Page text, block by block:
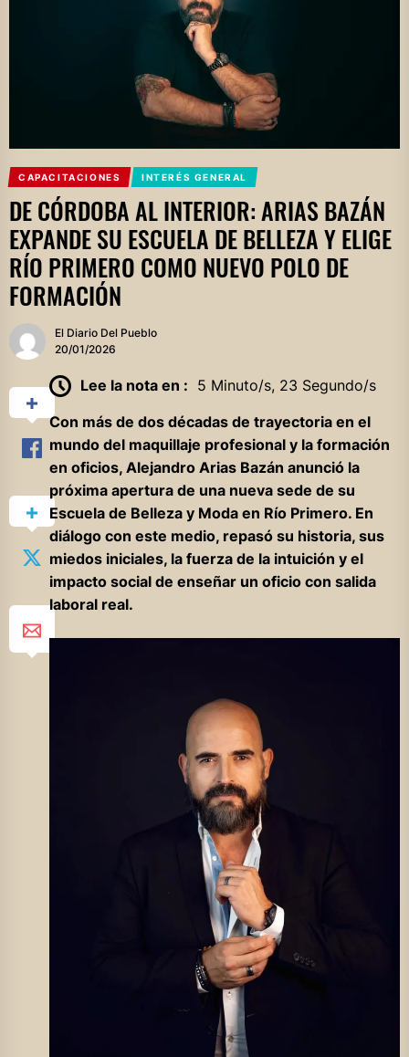
CAPACITACIONES INTERÉS GENERAL
DE CÓRDOBA AL INTERIOR: ARIAS BAZÁN
EXPANDE SU ESCUELA DE BELLEZA Y ELIGE
RÍO PRIMERO COMO NUEVO POLO DE
FORMACIÓN
El Diario Del Pueblo
20/01/2026
Lee la nota en : 5 Minuto/s, 23 Segundo/s
Con más de dos décadas de trayectoria en el
mundo del maquillaje profesional y la formación
en oficios, Alejandro Arias Bazán anunció la
próxima apertura de una nueva sede de su
Escuela de Belleza y Moda en Río Primero. En
diálogo con este medio, repasó su historia, sus
miedos iniciales, la fuerza de la intuición y el
impacto social de enseñar un oficio con salida
laboral real.